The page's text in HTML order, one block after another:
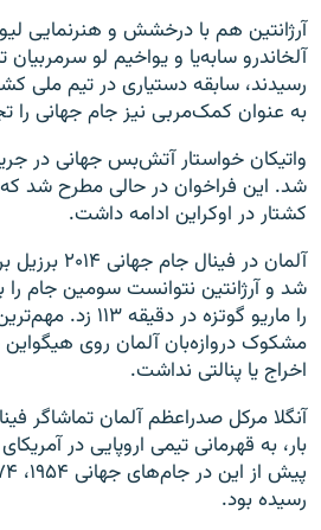
آرژانتین هم با درخشش و هنرنمایی
آلخاندرو سابه‌یا و یواخیم لو
رسیدند، سابقه دستیاری در تیم ملی
به عنوان کمک‌مربی نیز جام جهانی را
واتیکان خواستار آتش‌بس جهانی در
شد. این فراخوان در حالی مطرح ‌شد که
کشتار در اوکراین ادامه داشت.
آلمان در
شد و آرژانتین نتوانست سومین جام را
را ماریو گوتزه در
مشکوک دروازه‌بان آلمان روی هیگواین
اخراج یا پنالتی نداشت.
آنگلا مرکل صدراعظم آلمان تماشاگر
بار، به قهرمانی تیمی اروپایی در
رسیده بود.